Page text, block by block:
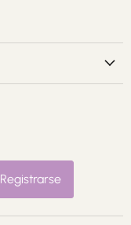
Registrarse